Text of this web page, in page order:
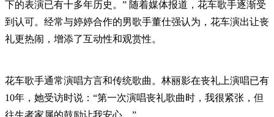
下的表演已有十多年历史。” 随着媒体报道，花车歌手逐渐受
到认可。经常与婷婷合作的男歌手董仕强认为，花车演出让丧
礼更热闹，增添了互动性和观赏性。
花车歌手通常演唱方言和传统歌曲。林丽影在丧礼上演唱已有
10年，她受访时说：“第一次演唱丧礼歌曲时，我很紧张，但
往生者家属的鼓励让我安心。”